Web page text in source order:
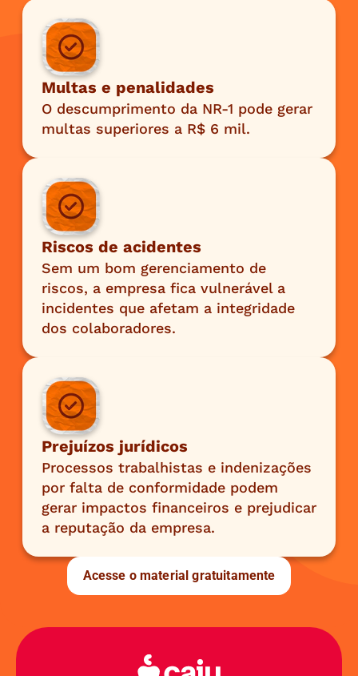
Multas e penalidades
O descumprimento da NR-1 pode gerar
multas superiores a R$ 6 mil.
Riscos de acidentes
Sem um bom gerenciamento de
riscos, a empresa fica vulnerável a
incidentes que afetam a integridade
dos colaboradores.
Prejuízos jurídicos
Processos trabalhistas e indenizações
por falta de conformidade podem
gerar impactos financeiros e prejudicar
a reputação da empresa.
Acesse o material gratuitamente